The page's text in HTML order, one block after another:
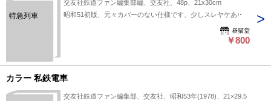
特急列車
交友社鉄道ファン編集部編、交友社、48p、21x30cm
昭和51初版、元々カバーのない仕様です、少しスレヤケあり
昼猫堂
￥800
カラー 私鉄電車
交友社鉄道ファン編集部、交友社、昭和53年(1978)、21×29.5